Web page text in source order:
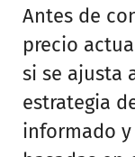
Antes de
precio
si se ajusta
estrategia
informado